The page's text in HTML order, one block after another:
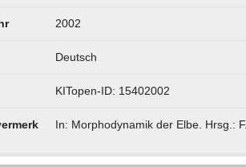
2002
Deutsch
KITopen-ID: 15402002
In: Morphodynamik der Elbe. Hrsg.: